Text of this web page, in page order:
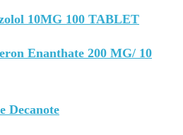
10MG 100 TABLET
Enanthate 200 MG/ 10
Decanote